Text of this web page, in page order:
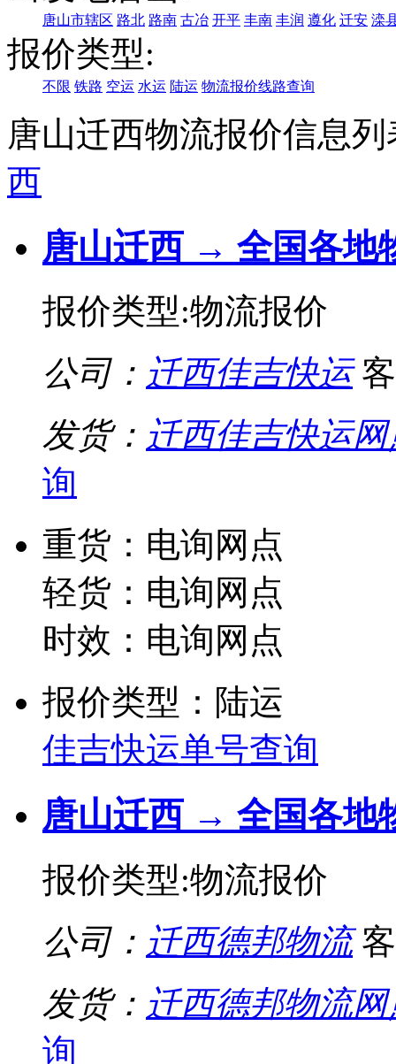
唐山市辖区 路北 路南 古冶 开平 丰南 丰润 遵化 迁安 滦
报价类型:
不限 铁路 空运 水运 陆运 物流报价线路查询
唐山迁西物流报价信息列
西
唐山迁西 → 全国各地
报价类型:物流报价
公司： 迁西佳吉快运客
发货： 迁西佳吉快运
询
重货：电询网点
轻货：电询网点
时效：电询网点
报价类型：陆运
佳吉快运单号查询
唐山迁西 → 全国各地
报价类型:物流报价
公司： 迁西德邦物流客
发货： 迁西德邦物流
询